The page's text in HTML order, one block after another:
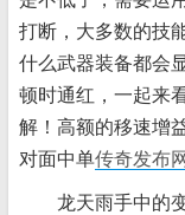
打断，大多数的技
什么武器装备都会
顿时通红，一起来
解！高额的移速增
对面中单传奇发布
龙天雨手中的变